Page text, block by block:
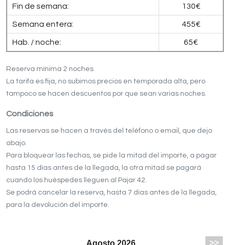
Fin de semana: 130€
Semana entera: 455€
Hab. / noche: 65€
Reserva mínima 2 noches
La tarifa es fija, no subimos precios en temporada alta, pero
tampoco se hacen descuentos por que sean varias noches.
Condiciones
Las reservas se hacen a través del teléfono o email, que dejo
abajo.
Para bloquear las fechas, se pide la mitad del importe, a pagar
hasta 15 días antes de la llegada, la otra mitad se pagará
cuando los huéspedes lleguen al Pajar 42.
Se podrá cancelar la reserva, hasta 7 días antes de la llegada,
para la devolución del importe.